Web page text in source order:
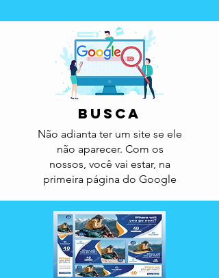
busca
Não adianta ter um site se ele
não aparecer. Com os
nossos, você vai estar, na
primeira página do Google